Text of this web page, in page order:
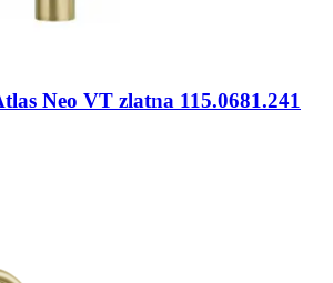
Neo VT zlatna 115.0681.241